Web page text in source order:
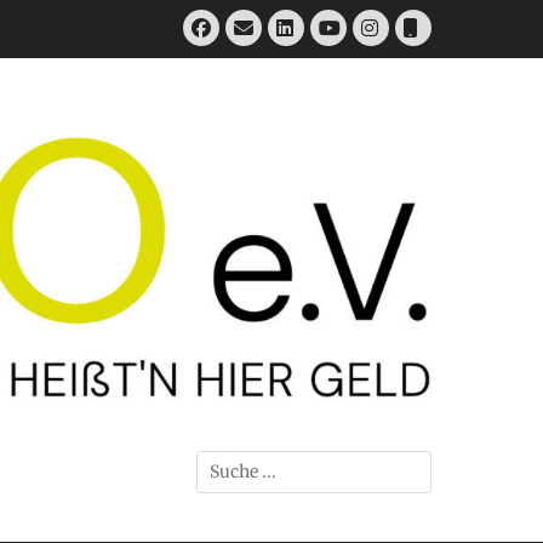
Facebook
E-
Mail
LinkedIn
YouTube
Instagram
Telefon
Suchen
nach: